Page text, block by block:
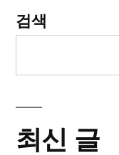
검색
최신 글